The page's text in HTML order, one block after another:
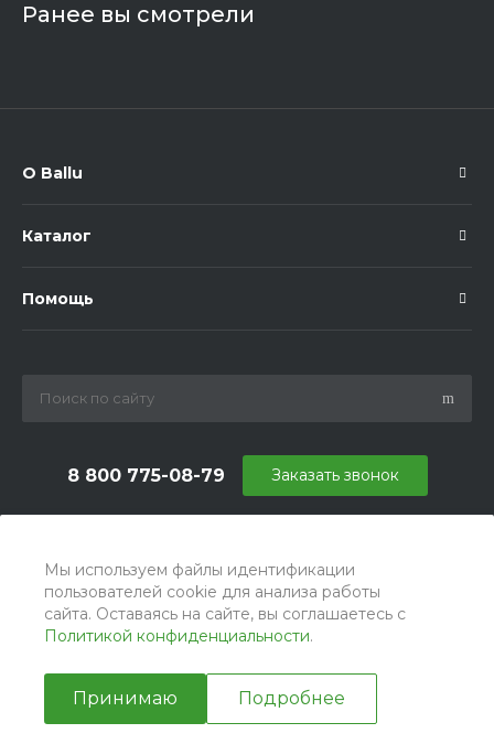
Мы используем файлы идентификации
пользователей cookie для анализа работы
сайта. Оставаясь на сайте, вы соглашаетесь с
Политикой конфиденциальности.
Принимаю Подробнее
Ранее вы смотрели
О Ballu
Каталог
Помощь
8 800 775-08-79
г. Москва, БЦ Вятский, ул. Вятская д.70, офис 715
Заказать звонок